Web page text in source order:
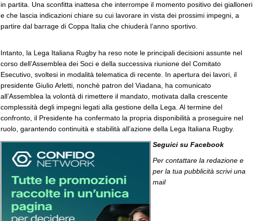
in partita. Una sconfitta inattesa che interrompe il momento positivo dei gialloneri
e che lascia indicazioni chiare su cui lavorare in vista dei prossimi impegni, a
partire dal barrage di Coppa Italia che chiuderà l’anno sportivo.
Intanto, la Lega Italiana Rugby ha reso note le principali decisioni assunte nel
corso dell’Assemblea dei Soci e della successiva riunione del Comitato
Esecutivo, svoltesi in modalità telematica di recente. In apertura dei lavori, il
presidente Giulio Arletti, nonchè patron del Viadana, ha comunicato
all’Assemblea la volontà di rimettere il mandato, motivata dalla crescente
complessità degli impegni legati alla gestione della Lega. Al termine del
confronto, il Presidente ha confermato la propria disponibilità a proseguire nel
ruolo, garantendo continuità e stabilità all’azione della Lega Italiana Rugby.
Seguici su Facebook
Per contattare la redazione e
per la tua pubblicità scrivi una
mail